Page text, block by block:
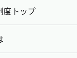
度トップ